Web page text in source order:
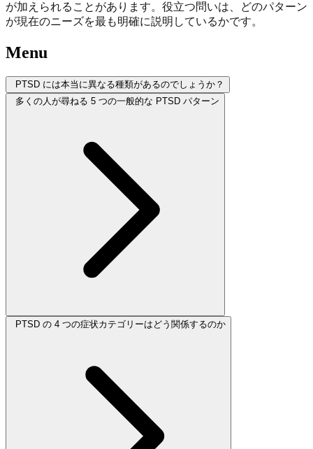
が加えられることがあります。役立つ問いは、どのパターン
が現在のニーズを最も明確に説明しているかです。
Menu
PTSD には本当に異なる種類があるのでしょうか？
多くの人が尋ねる 5 つの一般的な PTSD パターン
PTSD の 4 つの症状カテゴリーはどう関係するのか